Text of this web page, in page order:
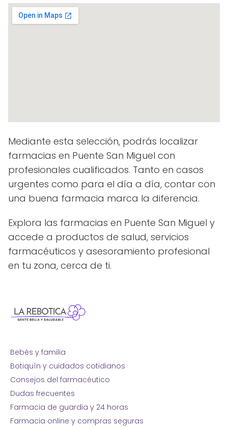
Mediante esta selección, podrás localizar
farmacias en Puente San Miguel con
profesionales cualificados. Tanto en casos
urgentes como para el día a día, contar con
una buena farmacia marca la diferencia.
Explora las farmacias en Puente San Miguel y
accede a productos de salud, servicios
farmacéuticos y asesoramiento profesional
en tu zona, cerca de ti.
Bebés y familia
Botiquín y cuidados cotidianos
Consejos del farmacéutico
Dudas frecuentes
Farmacia de guardia y 24 horas
Farmacia online y compras seguras